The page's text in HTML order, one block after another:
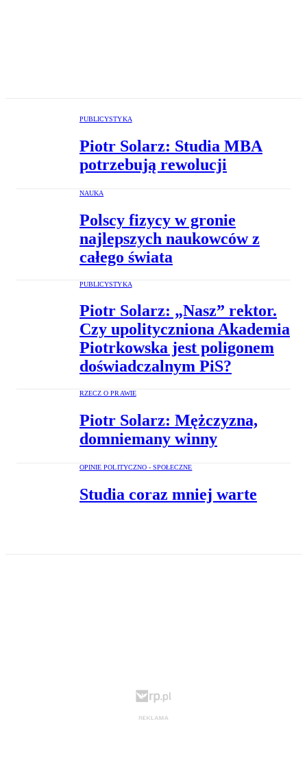
PUBLICYSTYKA
Piotr Solarz: Studia MBA
potrzebują rewolucji
NAUKA
Polscy fizycy w gronie
najlepszych naukowców z
całego świata
PUBLICYSTYKA
Piotr Solarz: „Nasz” rektor.
Czy upolityczniona Akademia
Piotrkowska jest poligonem
doświadczalnym PiS?
RZECZ O PRAWIE
Piotr Solarz: Mężczyzna,
domniemany winny
OPINIE POLITYCZNO - SPOŁECZNE
Studia coraz mniej warte